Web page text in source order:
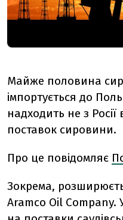
Майже половина
імпортується до
надходить не з Росії
поставок сировини.
Про це повідомляє
Зокрема,
Aramco Oil Company.